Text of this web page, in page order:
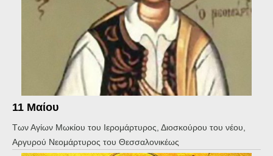
11 Mαίου
Των Αγίων Μωκίου του Ιερομάρτυρος, Διοσκούρου του νέου,
Αργυρού Νεομάρτυρος του Θεσσαλονικέως